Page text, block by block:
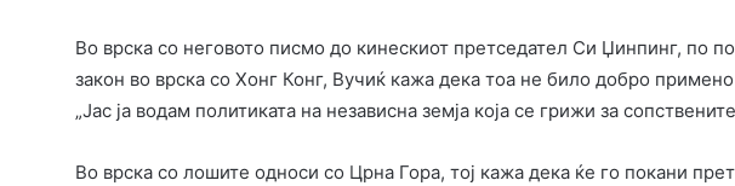
Во врска со неговото писмо до кинескиот претседател Си Џинпинг, по
закон во врска со Хонг Конг, Вучиќ кажа дека тоа не било добро
„Јас ја водам политиката на независна земја која се грижи за
Во врска со лошите односи со Црна Гора, тој кажа дека ќе го покани